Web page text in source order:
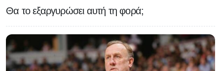
Θα το εξαργυρώσει αυτή τη φορά;